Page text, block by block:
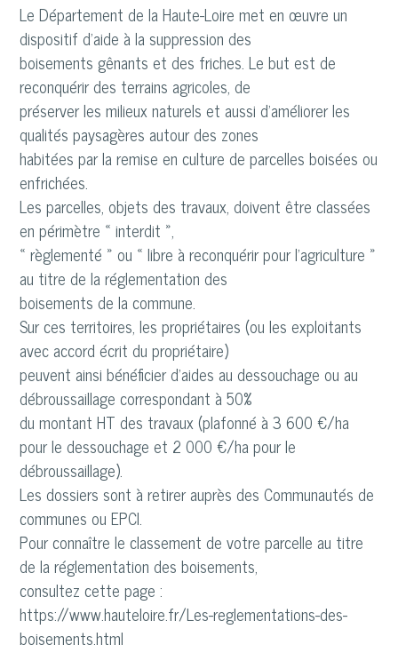
Le Département de la Haute-Loire met en œuvre un
dispositif d’aide à la suppression des
boisements gênants et des friches. Le but est de
reconquérir des terrains agricoles, de
préserver les milieux naturels et aussi d’améliorer les
qualités paysagères autour des zones
habitées par la remise en culture de parcelles boisées ou
enfrichées.
Les parcelles, objets des travaux, doivent être classées
en périmètre « interdit »,
« règlementé » ou « libre à reconquérir pour l’agriculture »
au titre de la réglementation des
boisements de la commune.
Sur ces territoires, les propriétaires (ou les exploitants
avec accord écrit du propriétaire)
peuvent ainsi bénéficier d’aides au dessouchage ou au
débroussaillage correspondant à 50%
du montant HT des travaux (plafonné à 3 600 €/ha
pour le dessouchage et 2 000 €/ha pour le
débroussaillage).
Les dossiers sont à retirer auprès des Communautés de
communes ou EPCI.
Pour connaître le classement de votre parcelle au titre
de la réglementation des boisements,
consultez cette page :
https://www.hauteloire.fr/Les-reglementations-des-
boisements.html